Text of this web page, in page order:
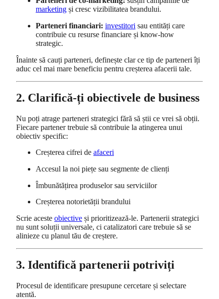
marketing și cresc vizibilitatea brandului.
Parteneri financiari: investitori sau entități care
contribuie cu resurse financiare și know-how
strategic.
Înainte să cauți parteneri, definește clar ce tip de parteneri îți
aduc cel mai mare beneficiu pentru creșterea afacerii tale.
2. Clarifică-ți obiectivele de business
Nu poți atrage parteneri strategici fără să știi ce vrei să obții.
Fiecare partener trebuie să contribuie la atingerea unui
obiectiv specific:
Creșterea cifrei de afaceri
Accesul la noi piețe sau segmente de clienți
Îmbunătățirea produselor sau serviciilor
Creșterea notorietății brandului
Scrie aceste obiective și prioritizează-le. Partenerii strategici
nu sunt soluții universale, ci catalizatori care trebuie să se
alinieze cu planul tău de creștere.
3. Identifică partenerii potriviți
Procesul de identificare presupune cercetare și selectare
atentă.